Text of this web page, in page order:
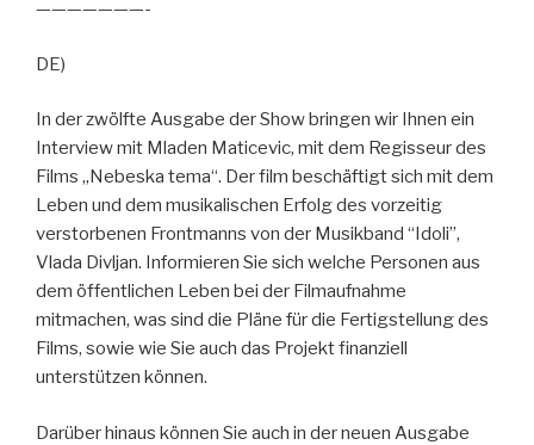
———————-
DE)
In der zwölfte Ausgabe der Show bringen wir Ihnen ein
Interview mit Mladen Maticevic, mit dem Regisseur des
Films „Nebeska tema“. Der film beschäftigt sich mit dem
Leben und dem musikalischen Erfolg des vorzeitig
verstorbenen Frontmanns von der Musikband “Idoli”,
Vlada Divljan. Informieren Sie sich welche Personen aus
dem öffentlichen Leben bei der Filmaufnahme
mitmachen, was sind die Pläne für die Fertigstellung des
Films, sowie wie Sie auch das Projekt finanziell
unterstützen können.
Darüber hinaus können Sie auch in der neuen Ausgabe